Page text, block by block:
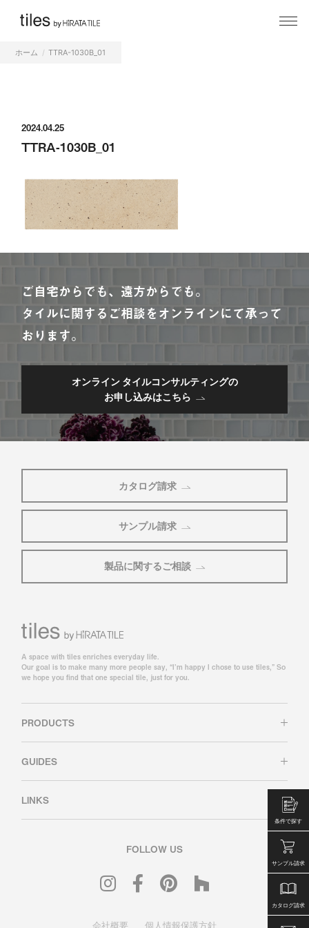
条件で探す
サンプル請求
カタログ請求
ホーム TTRA-1030B_01
2024.04.25
TTRA-1030B_01
ご自宅からでも、遠方からでも。
タイルに関するご相談をオンラインにて承って
おります。
オンライン タイルコンサルティングの
お申し込みはこちら
カタログ請求
サンプル請求
製品に関するご相談
A space with tiles enriches everyday life.
Our goal is to make many more people say, “I’m happy I chose to use tiles,” So
we hope you find that one special tile, just for you.
PRODUCTS
GUIDES
LINKS
FOLLOW US
会社概要 個人情報保護方針